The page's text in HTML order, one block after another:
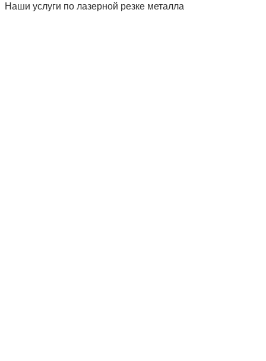
Наши услуги по лазерной резке металла